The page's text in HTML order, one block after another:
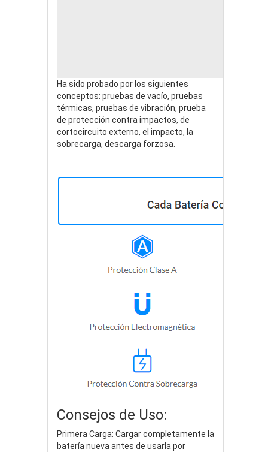
Ha sido probado por los siguientes
conceptos: pruebas de vacío, pruebas
térmicas, pruebas de vibración, prueba
de protección contra impactos, de
cortocircuito externo, el impacto, la
sobrecarga, descarga forzosa.
Consejos de Uso:
Primera Carga: Cargar completamente la
batería nueva antes de usarla por